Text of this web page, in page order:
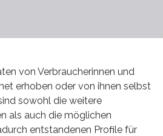
von Verbraucherinnen und
erhoben oder von ihnen selbst
sowohl die weitere
als auch die möglichen
entstandenen Proﬁle für